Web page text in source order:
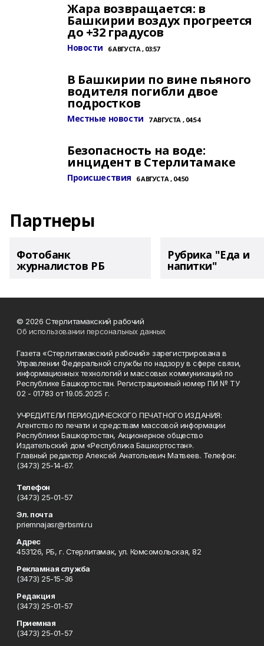
Жара возвращается: в
Башкирии воздух прогреется
до +32 градусов
Новости 6 АВГУСТА , 03:57
В Башкирии по вине пьяного
водителя погибли двое
подростков
Местные новости 7 АВГУСТА , 04:54
Безопасность на воде:
инцидент в Стерлитамаке
Происшествия 6 АВГУСТА , 04:50
Партнеры
Фотобанк
журналистов РБ
Рубрика "Еда и
напитки"
© 2026 Стерлитамакский рабочий
Об использовании персональных данных
Газета «Стерлитамакский рабочий» зарегистрирована в
Управлении Федеральной службы по надзору в сфере связи,
информационных технологий и массовых коммуникаций по
Республике Башкортостан. Регистрационный номер ПИ № ТУ
02 - 01783 от 19.05.2025 г.
УЧРЕДИТЕЛИ ПЕРИОДИЧЕСКОГО ПЕЧАТНОГО ИЗДАНИЯ:
Агентство по печати и средствам массовой информации
Республики Башкортостан, Акционерное общество
Издательский дом «Республика Башкортостан».
Главный редактор Алексей Анатольевич Матвеев. Телефон:
(3473) 25-14-67.
Телефон
(3473) 25-01-57
Эл. почта
priemnajasr@rbsmi.ru
Адрес
453126, РБ, г. Стерлитамак, ул. Комсомольская, 82
Рекламная служба
(3473) 25-15-36
Редакция
(3473) 25-01-57
Приемная
(3473) 25-01-57